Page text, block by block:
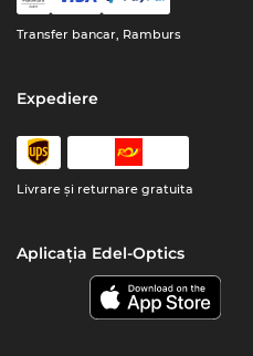
Transfer bancar, Ramburs
Expediere
Livrare şi returnare gratuita
Aplicația Edel-Optics